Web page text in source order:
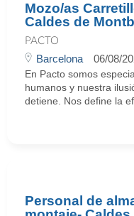
Mozo/as
Caldes de
PACTO
Barcelona 06/08/
En Pacto somos
humanos y nuestra
detiene. Nos define la
Personal de